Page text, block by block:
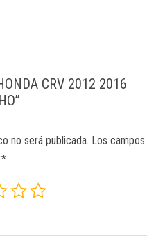
CRV 2012 2016
no será publicada. Los campos
*